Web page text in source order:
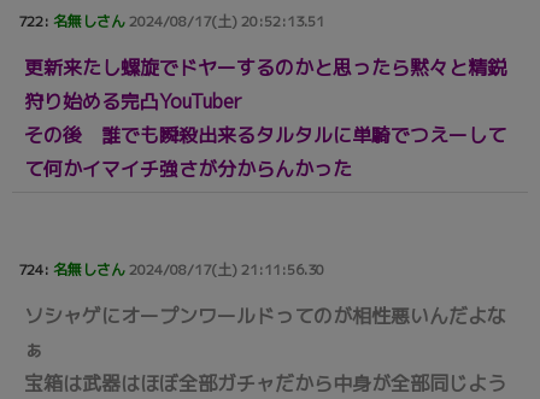
722: 名無しさん2024/08/17(土) 20:52:13.51
更新来たし螺旋でドヤーするのかと思ったら黙々と精鋭
狩り始める完凸YouTuber
その後 誰でも瞬殺出来るタルタルに単騎でつえーして
て何かイマイチ強さが分からんかった
724: 名無しさん2024/08/17(土) 21:11:56.30
ソシャゲにオープンワールドってのが相性悪いんだよな
ぁ
宝箱は武器はほぼ全部ガチャだから中身が全部同じよう